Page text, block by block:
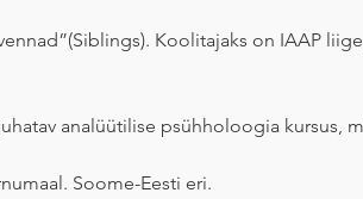
Koolitajaks on IAAP
analüütilise psühholoogia kursus,
Soome-Eesti eri.